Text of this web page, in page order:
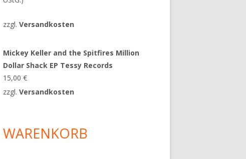
zzgl.Versandkosten
Mickey Keller and the Spitfires Million
Dollar Shack EP Tessy Records
15,00€
zzgl.Versandkosten
WARENKORB